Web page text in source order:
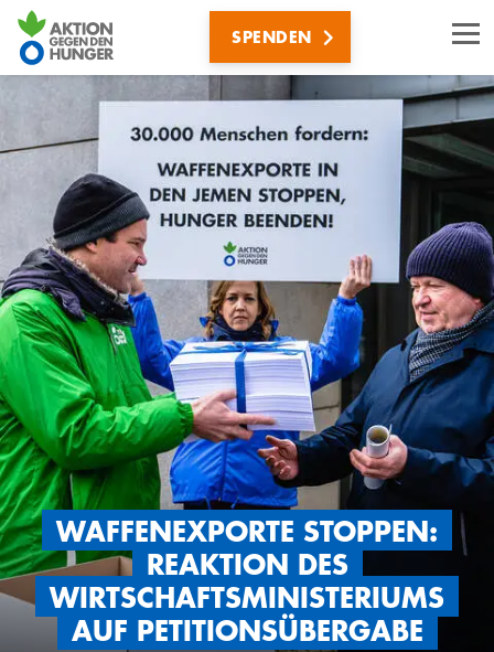
Direkt
zum
Inhalt
SPENDEN
WAFFENEXPORTE STOPPEN:
REAKTION DES
WIRTSCHAFTSMINISTERIUMS
AUF PETITIONSÜBERGABE